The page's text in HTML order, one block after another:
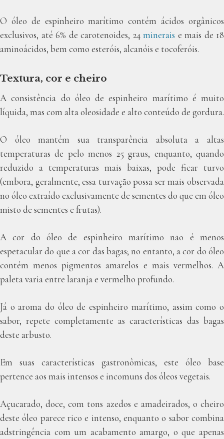
O óleo de espinheiro marítimo contém ácidos orgânicos
exclusivos, até 6% de carotenoides, 24 minerais e mais de 18
aminoácidos, bem como esteróis, alcanóis e tocoferóis.
Textura, cor e cheiro
A consistência do óleo de espinheiro marítimo é muito
líquida, mas com alta oleosidade e alto conteúdo de gordura.
O óleo mantém sua transparência absoluta a altas
temperaturas de pelo menos 25 graus, enquanto, quando
reduzido a temperaturas mais baixas, pode ficar turvo
(embora, geralmente, essa turvação possa ser mais observada
no óleo extraído exclusivamente de sementes do que em óleo
misto de sementes e frutas).
A cor do óleo de espinheiro marítimo não é menos
espetacular do que a cor das bagas; no entanto, a cor do óleo
contém menos pigmentos amarelos e mais vermelhos. A
paleta varia entre laranja e vermelho profundo.
Já o aroma do óleo de espinheiro marítimo, assim como o
sabor, repete completamente as características das bagas
deste arbusto.
Em suas características gastronômicas, este óleo base
pertence aos mais intensos e incomuns dos óleos vegetais.
Açucarado, doce, com tons azedos e amadeirados, o cheiro
deste óleo parece rico e intenso, enquanto o sabor combina
adstringência com um acabamento amargo, o que apenas